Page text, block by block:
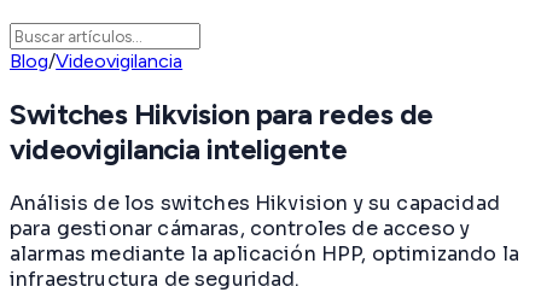
Blog/Videovigilancia
Switches Hikvision para redes de
videovigilancia inteligente
Análisis de los switches Hikvision y su capacidad
para gestionar cámaras, controles de acceso y
alarmas mediante la aplicación HPP, optimizando la
infraestructura de seguridad.